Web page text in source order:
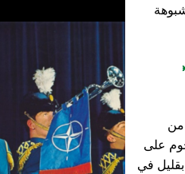
من
ذلك هجوم على
في